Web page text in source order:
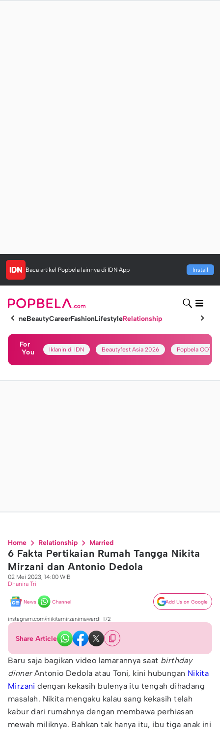
Baca artikel Popbela lainnya di IDN App Install
HomeBeautyCareerFashionLifestyleRelationship
For
You
Iklanin di IDN Beautyfest Asia 2026 Popbela OOTD
Home Relationship Married
6 Fakta Pertikaian Rumah Tangga Nikita
Mirzani dan Antonio Dedola
02 Mei 2023, 14:00 WIB
Dhanira Tri
News Channel Add Us on Google
instagram.com/niikitamirzanimawardi_172
Share Article
Baru saja bagikan video lamarannya saat birthday
dinnerAntonio Dedola atau Toni, kini hubungan Nikita
Mirzani dengan kekasih bulenya itu tengah dihadang
masalah. Nikita mengaku kalau sang kekasih telah
kabur dari rumahnya dengan membawa perhiasan
mewah miliknya. Bahkan tak hanya itu, ibu tiga anak ini